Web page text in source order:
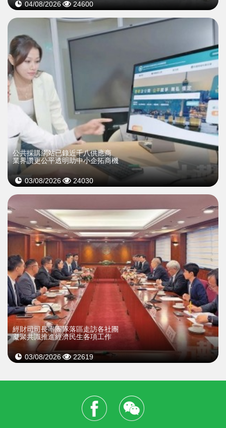
04/08/2026 24600
公共採購網站已錄近千八供應商
業界讚更公平透明助中小企拓商機
03/08/2026 24030
經財司司長率團隊落區走訪各社團
凝聚共識推進經濟民生各項工作
03/08/2026 22619